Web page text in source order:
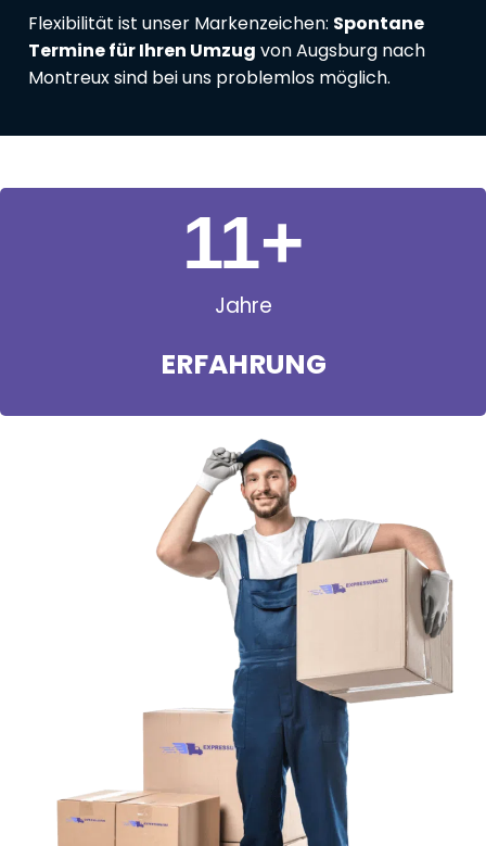
Flexibilität ist unser Markenzeichen: Spontane
Termine für Ihren Umzug von Augsburg nach
Montreux sind bei uns problemlos möglich.
Jahre
ERFAHRUNG
11+